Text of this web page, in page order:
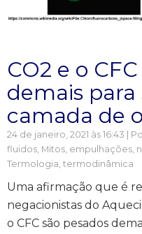
CO2 e o
demais
camada de
24 de janeiro, 2021 às 16:43 |
fluidos, Mitos, empulhações,
Termologia, termodinâmica
Uma afirmação que é
negacionistas do
o CFC são pesados